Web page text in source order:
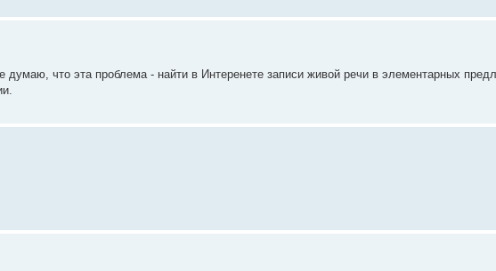
что эта проблема - найти в Интеренете записи живой речи в элементарных